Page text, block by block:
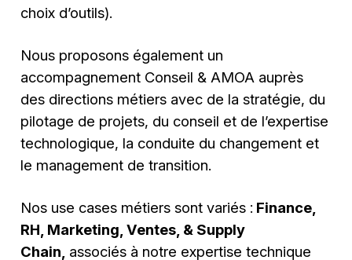
choix d’outils).
Nous proposons également un
accompagnement Conseil & AMOA auprès
des directions métiers avec de la stratégie, du
pilotage de projets, du conseil et de l’expertise
technologique, la conduite du changement et
le management de transition.
Nos use cases métiers sont variés : Finance,
RH, Marketing, Ventes, & Supply
Chain, associés à notre expertise technique